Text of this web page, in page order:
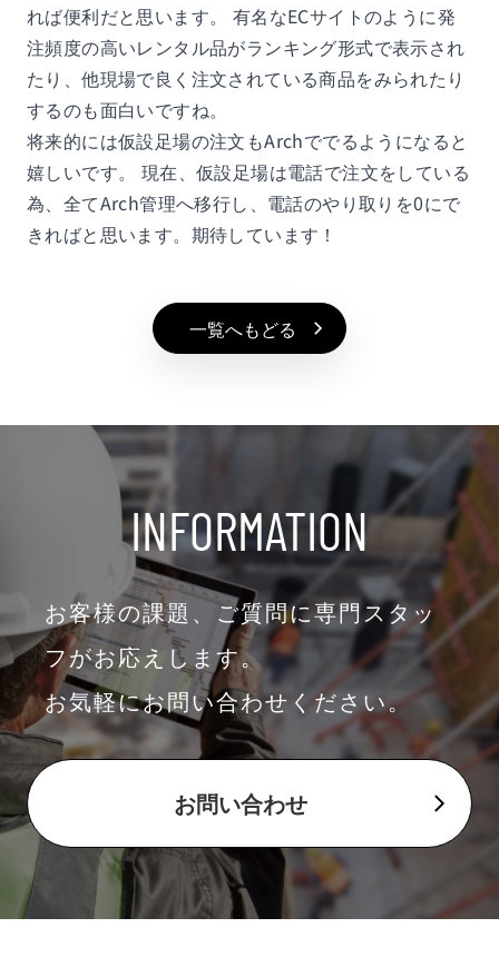
れば便利だと思います。 有名なECサイトのように発
注頻度の高いレンタル品がランキング形式で表示され
たり、他現場で良く注文されている商品をみられたり
するのも面白いですね。
将来的には仮設足場の注文もArchででるようになると
嬉しいです。 現在、仮設足場は電話で注文をしている
為、全てArch管理へ移行し、電話のやり取りを0にで
きればと思います。期待しています！
一覧へもどる
INFORMATION
お客様の課題、ご質問に専門スタッ
フがお応えします。
お気軽にお問い合わせください。
お問い合わせ